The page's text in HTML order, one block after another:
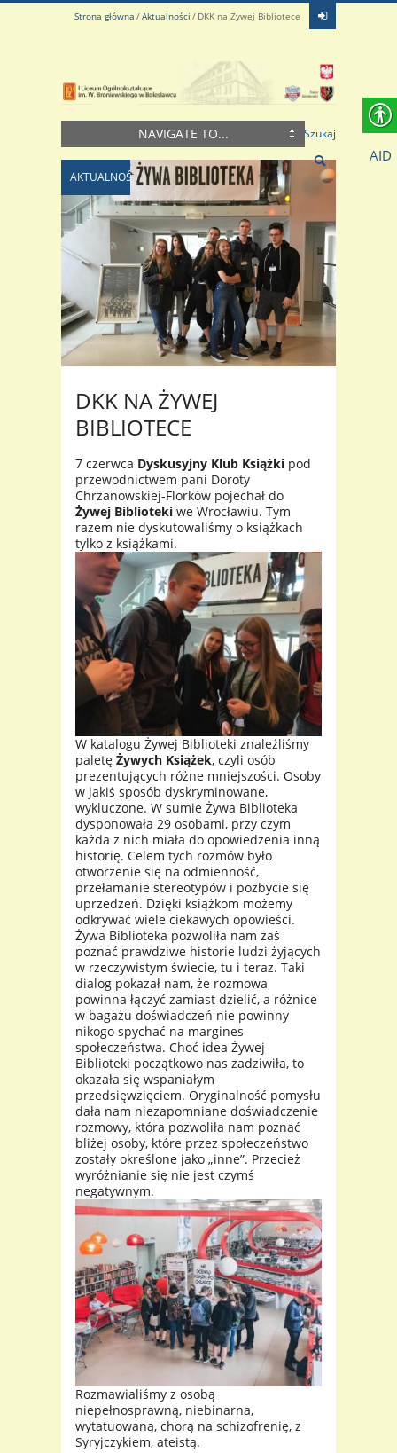
Strona główna Aktualności DKK na Żywej Bibliotece
NAVIGATE TO... Szukaj
AKTUALNOŚCI
DKK NA ŻYWEJ
BIBLIOTECE
7 czerwca Dyskusyjny Klub Książki pod
przewodnictwem pani Doroty
Chrzanowskiej-Florków pojechał do
Żywej Biblioteki we Wrocławiu. Tym
razem nie dyskutowaliśmy o książkach
tylko z książkami.
W katalogu Żywej Biblioteki znaleźliśmy
paletę Żywych Książek, czyli osób
prezentujących różne mniejszości. Osoby
w jakiś sposób dyskryminowane,
wykluczone. W sumie Żywa Biblioteka
dysponowała 29 osobami, przy czym
każda z nich miała do opowiedzenia inną
historię. Celem tych rozmów było
otworzenie się na odmienność,
przełamanie stereotypów i pozbycie się
uprzedzeń. Dzięki książkom możemy
odkrywać wiele ciekawych opowieści.
Żywa Biblioteka pozwoliła nam zaś
poznać prawdziwe historie ludzi żyjących
w rzeczywistym świecie, tu i teraz. Taki
dialog pokazał nam, że rozmowa
powinna łączyć zamiast dzielić, a różnice
w bagażu doświadczeń nie powinny
nikogo spychać na margines
społeczeństwa. Choć idea Żywej
Biblioteki początkowo nas zadziwiła, to
okazała się wspaniałym
przedsięwzięciem. Oryginalność pomysłu
dała nam niezapomniane doświadczenie
rozmowy, która pozwoliła nam poznać
bliżej osoby, które przez społeczeństwo
zostały określone jako „inne”. Przecież
wyróżnianie się nie jest czymś
negatywnym.
Rozmawialiśmy z osobą
niepełnosprawną, niebinarna,
wytatuowaną, chorą na schizofrenię, z
Syryjczykiem, ateistą.
AID